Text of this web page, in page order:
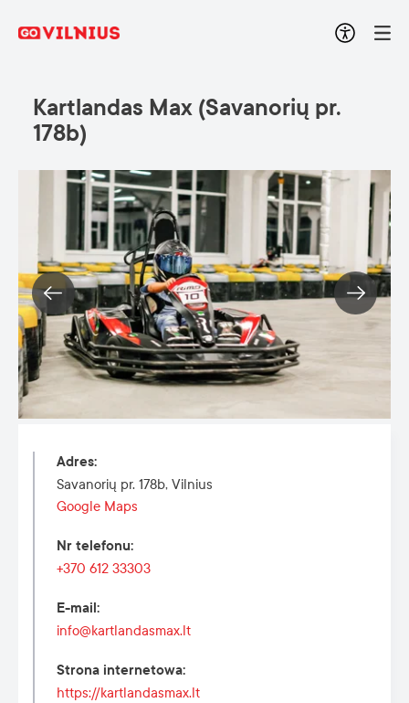
Kartlandas Max (Savanorių pr.
178b)
Adres:
Savanorių pr. 178b, Vilnius
Google Maps
Nr telefonu:
+370 612 33303
E-mail :
info@kartlandasmax.lt
Strona internetowa:
https://kartlandasmax.lt